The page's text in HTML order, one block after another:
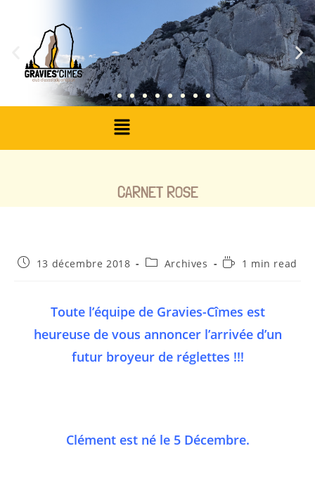
CARNET ROSE
13 décembre 2018 Archives 1 min read
Toute l’équipe de Gravies-Cîmes est
heureuse de vous annoncer l’arrivée d’un
futur broyeur de réglettes !!!
Clément est né le 5 Décembre.